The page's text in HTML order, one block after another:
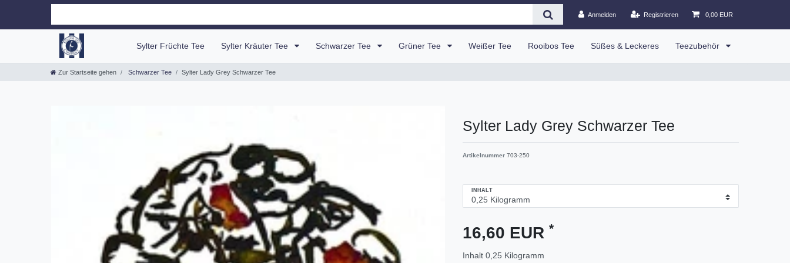
Anmelden Registrieren 0,00 EUR
Sylter Früchte Tee Sylter Kräuter Tee Schwarzer Tee Grüner Tee Weißer Tee Rooibos Tee Süßes & Leckeres Teezubehör
Zur Startseite gehen Schwarzer Tee Sylter Lady Grey Schwarzer Tee
Sylter Lady Grey Schwarzer Tee
Artikelnummer 703-250
INHALT
16,60 EUR *
Inhalt 0,25 Kilogramm